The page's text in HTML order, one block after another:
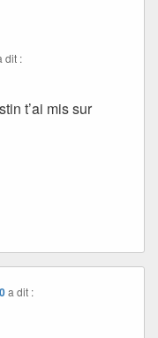
dit :
t’ai mis sur
a dit :